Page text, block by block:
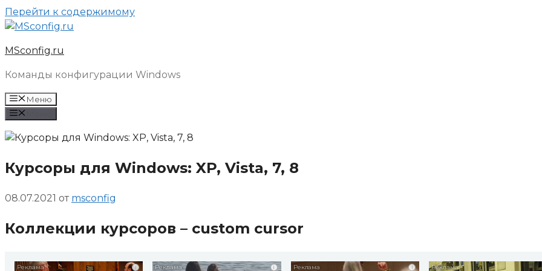
Перейти к содержимому
MSconfig.ru
Команды конфигурации Windows
Меню
Курсоры для Windows: XP, Vista, 7, 8
08.07.2021 от msconfig
Коллекции курсоров – custom cursor
i i i